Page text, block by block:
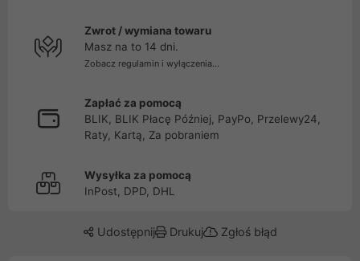
Zwrot / wymiana towaru
Masz na to 14 dni.
Zobacz regulamin i wyłączenia...
Zapłać za pomocą
BLIK, BLIK Płacę Później, PayPo, Przelewy24,
Raty, Kartą, Za pobraniem
Wysyłka za pomocą
InPost, DPD, DHL
Udostępnij Drukuj Zgłoś błąd